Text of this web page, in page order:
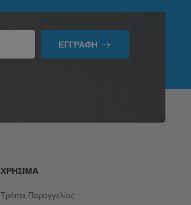
ΕΓΓΡΑΦΉ
ΧΡΉΣΙΜΑ
Τρόποι Παραγγελίας